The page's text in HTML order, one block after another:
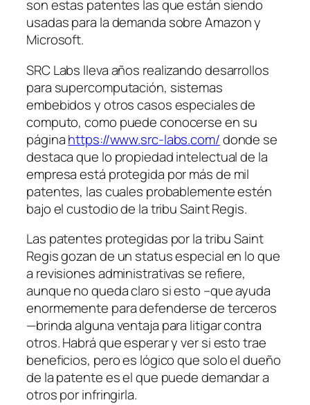
son estas patentes las que están siendo
usadas para la demanda sobre Amazon y
Microsoft.
SRC Labs lleva años realizando desarrollos
para supercomputación, sistemas
embebidos y otros casos especiales de
computo, como puede conocerse en su
páginahttps://www.src-labs.com/donde se
destaca que lo propiedad intelectual de la
empresa está protegida por más de mil
patentes, las cuales probablemente estén
bajo el custodio de la tribu Saint Regis.
Las patentes protegidas por la tribu Saint
Regis gozan de un status especial en lo que
a revisiones administrativas se refiere,
aunque no queda claro si esto –que ayuda
enormemente para defenderse de terceros
—brinda alguna ventaja para litigar contra
otros. Habrá que esperar y ver si esto trae
beneficios, pero es lógico que solo el dueño
de la patente es el que puede demandar a
otros por infringirla.